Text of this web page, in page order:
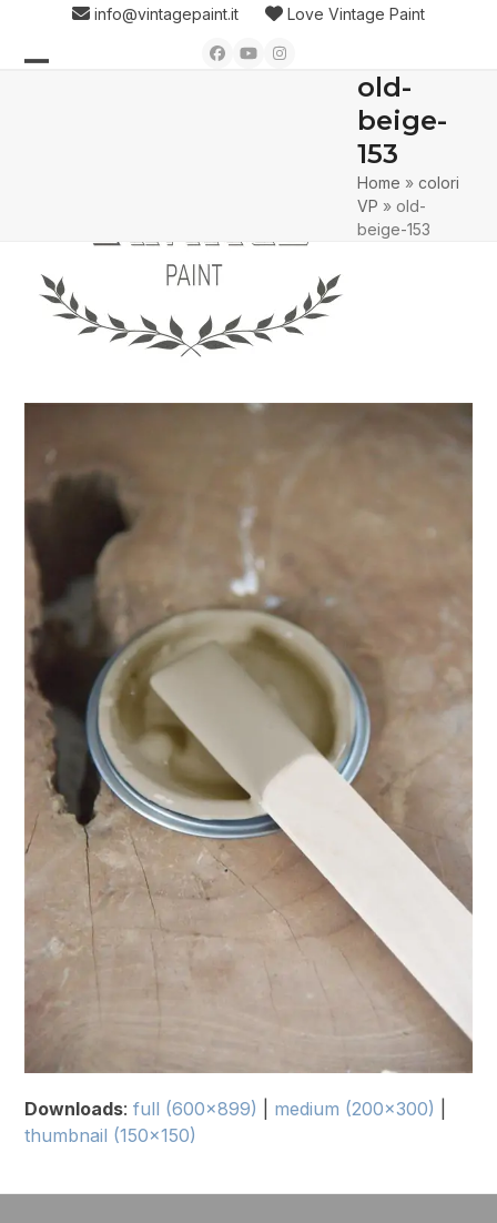
content
info@vintagepaint.it Love Vintage Paint
Facebook
YouTubeInstagram
old-
beige-
153
Home »colori
VP » old-
beige-153
Downloads:full (600x899) medium (200x300)
thumbnail (150x150)